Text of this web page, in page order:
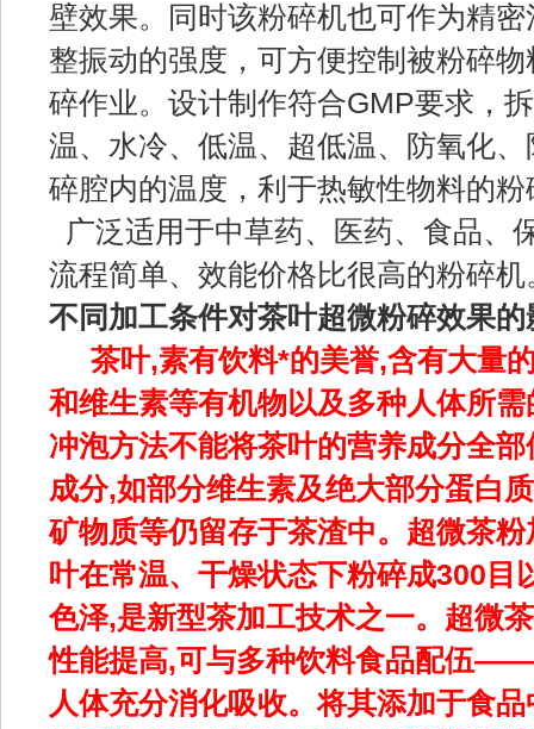
壁效果。同时该粉碎机也可作为精
整振动的强度，可方便控制被粉碎
碎作业。设计制作符合GMP要求，
温、水冷、低温、超低温、防氧化
碎腔内的温度，利于热敏性物料的粉
广泛适用于中草药、医药、食品、
流程简单、效能价格比很高的粉碎机
不同加工条件对茶叶超微粉碎效果的
茶叶,素有饮料*的美誉,含有大量
和维生素等有机物以及多种人体所
冲泡方法不能将茶叶的营养成分全
成分,如部分维生素及绝大部分蛋白
矿物质等仍留存于茶渣中。超微茶
叶在常温、干燥状态下粉碎成300
色泽,是新型茶加工技术之一。超微
性能提高,可与多种饮料食品配伍
人体充分消化吸收。将其添加于食